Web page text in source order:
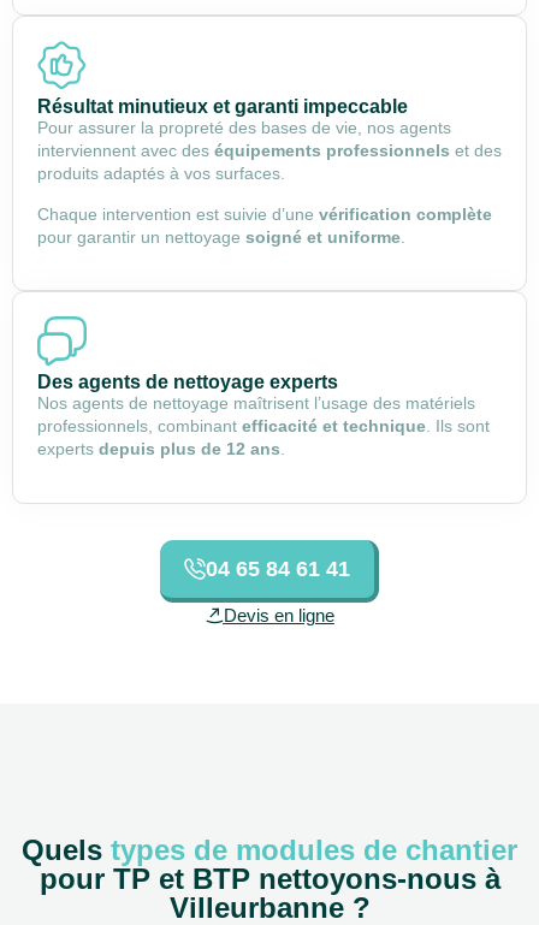
Résultat minutieux et garanti impeccable
Pour assurer la propreté des bases de vie, nos agents
interviennent avec des équipements professionnels et des
produits adaptés à vos surfaces.
Chaque intervention est suivie d’une vérification complète
pour garantir un nettoyage soigné et uniforme
Des agents de nettoyage experts
Nos agents de nettoyage maîtrisent l’usage des matériels
professionnels, combinant efficacité et technique . Ils sont
experts depuis plus de 12 ans
04 65 84 61 41
Devis en ligne
Quels types de modules de chantier
pour TP et BTP nettoyons-nous à
Villeurbanne ?